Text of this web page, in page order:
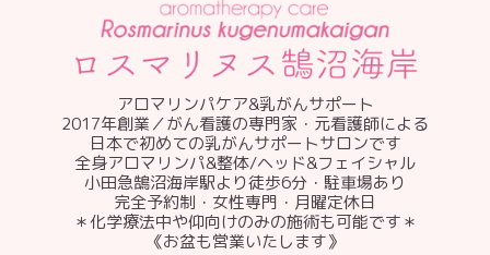
アロマリンパケア&乳がんサポート
2017年創業／がん看護の専門家・元看護師による
日本で初めての乳がんサポートサロンです
全身アロマリンパ&整体/ヘッド&フェイシャル
小田急鵠沼海岸駅より徒歩6分・駐車場あり
完全予約制・女性専門・月曜定休日
＊化学療法中や仰向けのみの施術も可能です＊
《お盆も営業いたします》